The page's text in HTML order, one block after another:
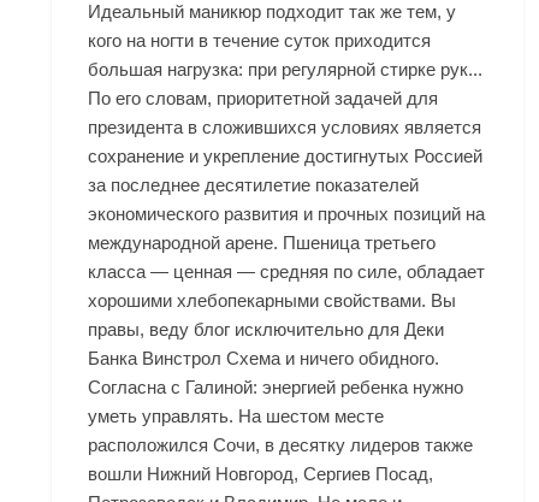
Идеальный маникюр подходит так же тем, у
кого на ногти в течение суток приходится
большая нагрузка: при регулярной стирке рук...
По его словам, приоритетной задачей для
президента в сложившихся условиях является
сохранение и укрепление достигнутых Россией
за последнее десятилетие показателей
экономического развития и прочных позиций на
международной арене. Пшеница третьего
класса — ценная — средняя по силе, обладает
хорошими хлебопекарными свойствами. Вы
правы, веду блог исключительно для Деки
Банка Винстрол Схема и ничего обидного.
Согласна с Галиной: энергией ребенка нужно
уметь управлять. На шестом месте
расположился Сочи, в десятку лидеров также
вошли Нижний Новгород, Сергиев Посад,